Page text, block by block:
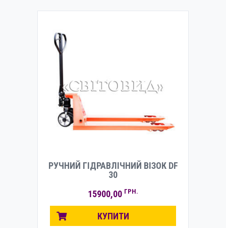
РУЧНИЙ ГІДРАВЛІЧНИЙ ВІЗОК DF
30
15900,00 ГРН.
КУПИТИ